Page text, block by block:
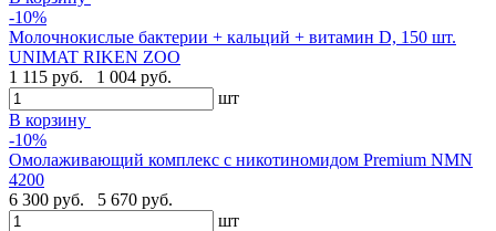
-10%
Молочнокислые бактерии + кальций + витамин D, 150 шт.
UNIMAT RIKEN ZOO
1 115 руб.
1 004 руб.
шт
В корзину
-10%
Омолаживающий комплекс с никотиномидом Premium NMN
4200
6 300 руб.
5 670 руб.
шт